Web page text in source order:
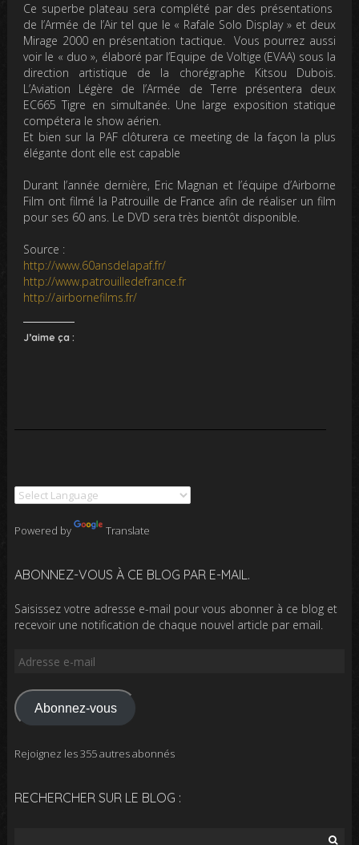
Ce superbe plateau sera complété par des présentations
de l’Armée de l’Air tel que le « Rafale Solo Display » et deux
Mirage 2000 en présentation tactique. Vous pourrez aussi
voir le « duo », élaboré par l’Equipe de Voltige (EVAA) sous la
direction artistique de la chorégraphe Kitsou Dubois.
L’Aviation Légère de l’Armée de Terre présentera deux
EC665 Tigre en simultanée. Une large exposition statique
compétera le show aérien.
Et bien sur la PAF clôturera ce meeting de la façon la plus
élégante dont elle est capable
Durant l’année dernière, Eric Magnan et l’équipe d’Airborne
Film ont filmé la Patrouille de France afin de réaliser un film
pour ses 60 ans. Le DVD sera très bientôt disponible.
Source :
http://www.60ansdelapaf.fr/
http://www.patrouilledefrance.fr
http://airbornefilms.fr/
J’aime ça :
Powered by Translate
ABONNEZ-VOUS À CE BLOG PAR E-MAIL.
Saisissez votre adresse e-mail pour vous abonner à ce blog et
recevoir une notification de chaque nouvel article par email.
Adresse
mail
Abonnez-vous
Rejoignez les 355 autres abonnés
RECHERCHER SUR LE BLOG :